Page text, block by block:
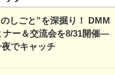
しごと”を深掘り！ DMM
ー＆交流会を8/31開催―
でキャッチ